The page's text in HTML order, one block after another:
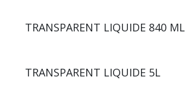
TRANSPARENT LIQUIDE 840 ML
TRANSPARENT LIQUIDE 5L